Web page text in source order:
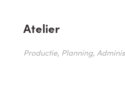
Atelier
Productie, Planning,